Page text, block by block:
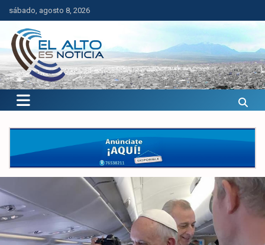
Saltar
al
contenido
sábado, agosto 8, 2026
El Alto es Noticia
Últimas noticias de El Alto, Bolivia y el mundo.